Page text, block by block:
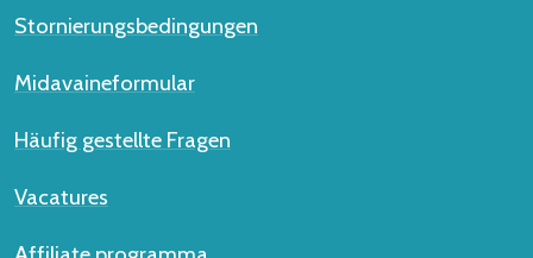
Stornierungsbedingungen
Midavaineformular
Häufig gestellte Fragen
Vacatures